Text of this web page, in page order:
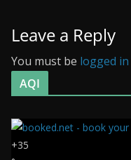
Leave a Reply
You must be logged in
AQI
+35